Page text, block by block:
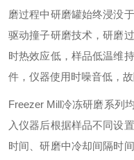
磨过程中研磨罐始终浸没
驱动撞子研磨技术，研磨
时热效应低，样品低温维
件，仪器使用时噪音低，故
Freezer Mill冷冻研磨系列
入仪器后根据样品不同设
时间、研磨中冷却间隔时